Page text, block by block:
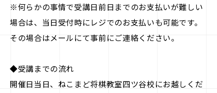
※何らかの事情で受講日前日までのお支払いが難しい
場合は、当日受付時にレジでのお支払いも可能です。
その場合はメールにて事前にご連絡ください。
◆受講までの流れ
開催日当日、ねこまど将棋教室四ツ谷校にお越しくだ